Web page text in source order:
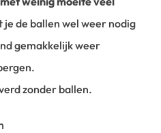
je de ballen wel weer nodig
gemakkelijk weer
zonder ballen.